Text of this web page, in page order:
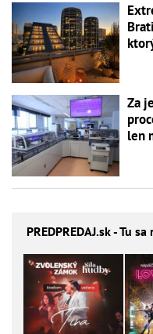
Za
len
PREDPREDAJ.sk - Tu